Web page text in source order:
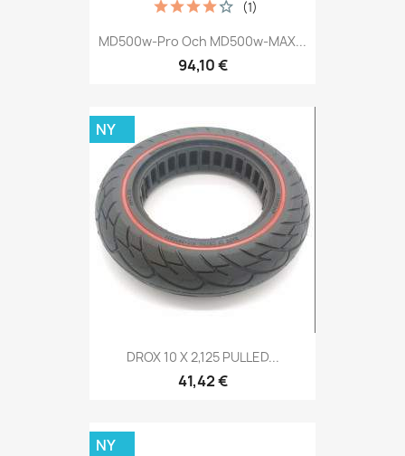
MD500w-Pro Och MD500w-MAX...
94,10 €
(1)
DROX 10 X 2,125 PULLED...
41,42 €
NY
NY